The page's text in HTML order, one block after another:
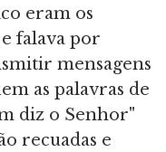
eram os
falava por
mensagens
as palavras de
diz o Senhor"
recuadas e